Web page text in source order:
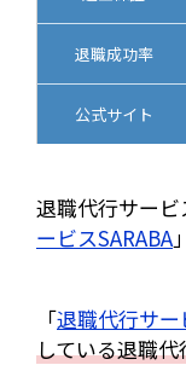
退職成功率
公式サイト
退職代行サー
ービスSARABA
「退職代行サー
している退職